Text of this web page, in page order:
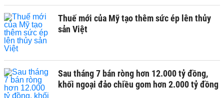
Thuế mới của Mỹ tạo thêm sức ép lên thủy
sản Việt
Sau tháng 7 bán ròng hơn 12.000 tỷ đồng,
khối ngoại đảo chiều gom hơn 2.000 tỷ đồng